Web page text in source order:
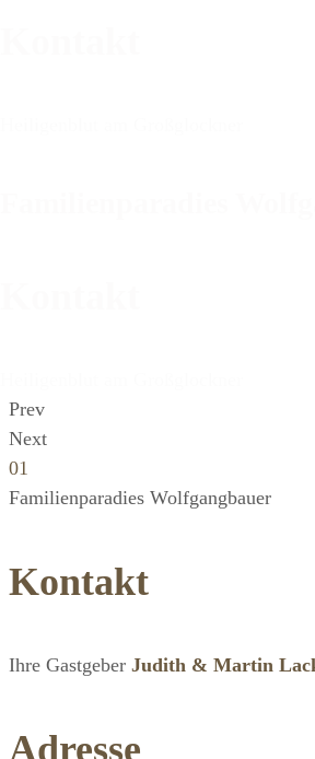
Prev
Next
01
Familienparadies Wolfgangbauer
Kontakt
Ihre Gastgeber Judith & Martin
Adresse